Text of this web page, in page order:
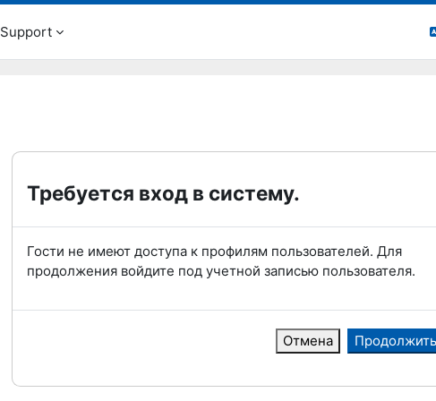
Support
Требуется вход в систему.
Гости не имеют доступа к профилям пользователей. Для
продолжения войдите под учетной записью пользователя.
Отмена Продолжить